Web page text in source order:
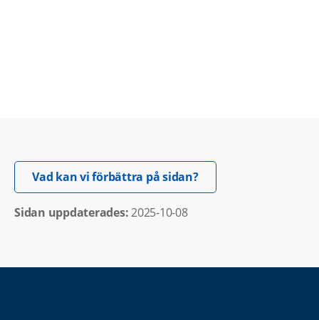
Vad kan vi förbättra på sidan?Öppnas i nytt fönster.
Sidan uppdaterades: 2025-10-08